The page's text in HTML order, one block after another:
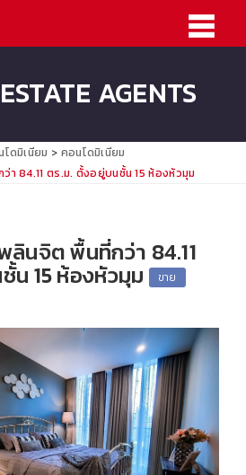
AGENTS
ดมิเนียม
คอนโดมิเนียม
า 84.11 ตร.ม. ตั้งอยู่บนชั้น 15 ห้องหัวมุม
ลินจิต พื้นที่กว่า 84.11
น 15 ห้องหัวมุม
ขาย